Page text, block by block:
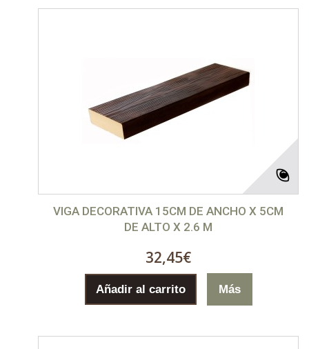
VIGA DECORATIVA 15CM DE ANCHO X 5CM
DE ALTO X 2.6 M
32,45€
Añadir al carrito Más